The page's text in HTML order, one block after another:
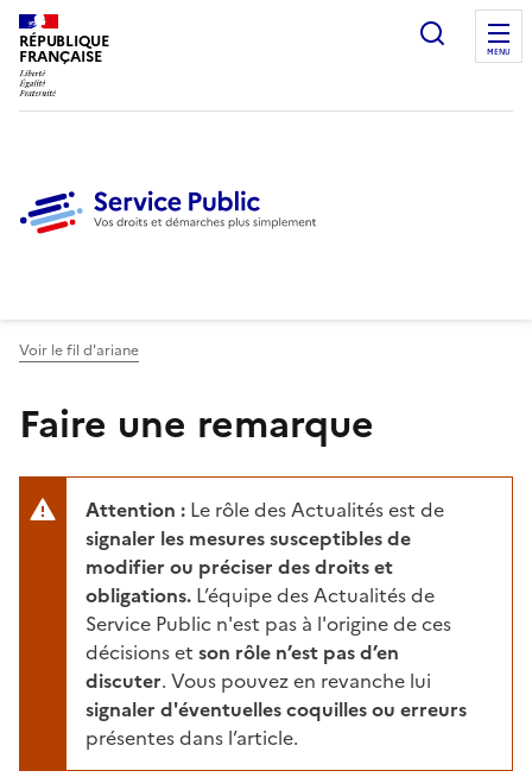
RÉPUBLIQUE
FRANÇAISE
Ouvrir
MENU
Voir le fil d'ariane
Faire une remarque
Attention : Le rôle des Actualités est de
signaler les mesures susceptibles de
modifier ou préciser des droits et
obligations. L’équipe des Actualités de
Service Public n'est pas à l'origine de ces
décisions et son rôle n’est pas d’en
discuter. Vous pouvez en revanche lui
signaler d'éventuelles coquilles ou erreurs
présentes dans l’article.